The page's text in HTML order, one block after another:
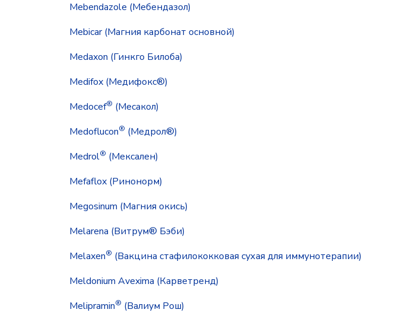
Mebendazole (Мебендазол)
Mebicar (Магния карбонат основной)
Medaxon (Гинкго Билоба)
Medifox (Медифокс®)
Medocef® (Месакол)
Medoflucon® (Медрол®)
Medrol® (Мексален)
Mefaflox (Ринонорм)
Megosinum (Магния окись)
Melarena (Витрум® Бэби)
Melaxen® (Вакцина стафилококковая сухая для иммунотерапии)
Meldonium Avexima (Карветренд)
Melipramin® (Валиум Рош)